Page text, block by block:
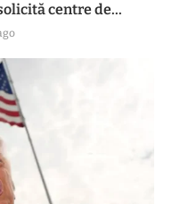
centre de...